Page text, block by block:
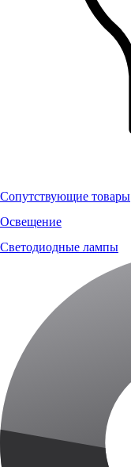
Сопутствующие товары
Освещение
Светодиодные лампы